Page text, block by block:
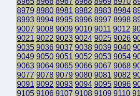
8979 8980 8981 8982 8983 8984
8993 8994 8995 8996 8997 8998
9007 9008 9009 9010 9011 9012
9021 9022 9023 9024 9025 9026
9035 9036 9037 9038 9039 9040
9049 9050 9051 9052 9053 9054
9063 9064 9065 9066 9067 9068
9077 9078 9079 9080 9081 9082
9091 9092 9093 9094 9095 9096
9105 9106 9107 9108 9109 9110